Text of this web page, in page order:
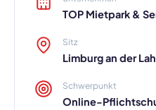
TOP Mietpark &
Sitz
Limburg an der
Schwerpunkt
Online-